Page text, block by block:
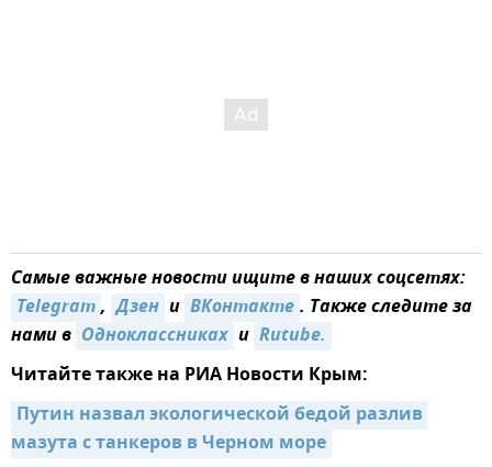
Самые важные новости ищите в наших соцсетях:
Telegram, Дзен и ВКонтакте. Также следите за
нами в Одноклассниках и Rutube.
Читайте также на РИА Новости Крым:
Путин назвал экологической бедой разлив
мазута с танкеров в Черном море